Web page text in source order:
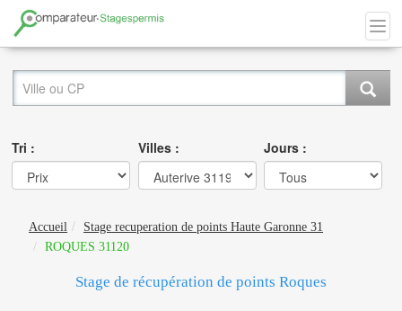
Tri : Villes : Jours :
Accueil
Stage recuperation de points Haute Garonne 31
ROQUES 31120
Stage de récupération de points Roques